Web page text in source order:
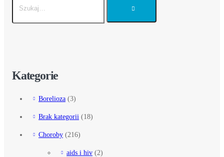
Kategorie
Borelioza (3)
Brak kategorii (18)
Choroby (216)
aids i hiv (2)